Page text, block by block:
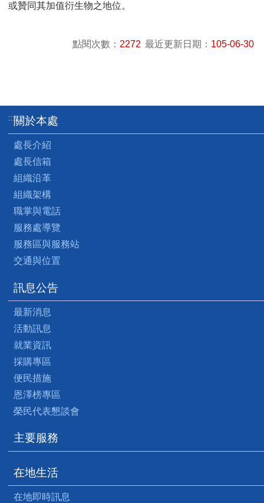
或贊同其加值衍生物之地位。
點閱次數： 2272 最近更新日期： 105-06-30
:::關於本處
處長介紹
處長信箱
組織沿革
組織架構
職掌與電話
服務處導覽
服務區與服務站
交通與位置
訊息公告
最新消息
活動訊息
就業資訊
採購專區
便民措施
恩澤榜專區
榮民代表懇談會
主要服務
在地生活
在地即時訊息